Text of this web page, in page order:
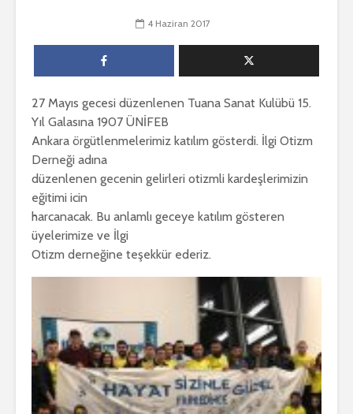
4 Haziran 2017
27 Mayıs gecesi düzenlenen Tuana Sanat Kulübü 15.
Yıl Galasına 1907 ÜNİFEB
Ankara örgütlenmelerimiz katılım gösterdi. İlgi Otizm
Derneği adına
düzenlenen gecenin gelirleri otizmli kardeşlerimizin
eğitimi icin
harcanacak. Bu anlamlı geceye katılım gösteren
üyelerimize ve İlgi
Otizm derneğine teşekkür ederiz.